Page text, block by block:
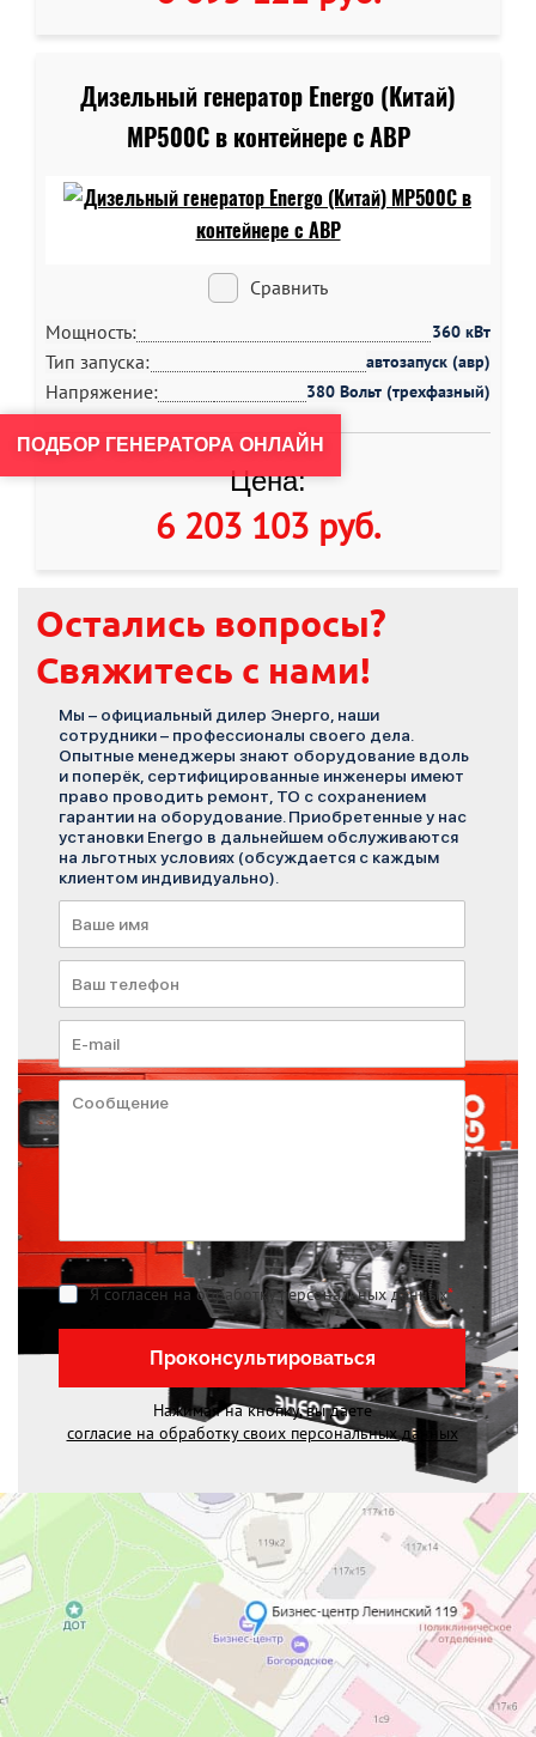
Дизельный генератор Energo (Китай)
MP500C в контейнере c АВР
Сравнить
Мощность:
360 кВт
Тип запуска: автозапуск (авр)
Напряжение: 380 Вольт (трехфазный)
Цена:
6 203 103 руб.
Остались вопросы?
Свяжитесь с нами!
Мы – официальный дилер Энерго, наши
сотрудники – профессионалы своего дела.
Опытные менеджеры знают оборудование вдоль
и поперёк, сертифицированные инженеры имеют
право проводить ремонт, ТО с сохранением
гарантии на оборудование. Приобретенные у нас
установки Energo в дальнейшем обслуживаются
на льготных условиях (обсуждается с каждым
клиентом индивидуально).
Я согласен на обработку персональных данных*
Проконсультироваться
Нажимая на кнопку, вы даете
согласие на обработку своих персональных данных
ПОДБОР ГЕНЕРАТОРА ОНЛАЙН